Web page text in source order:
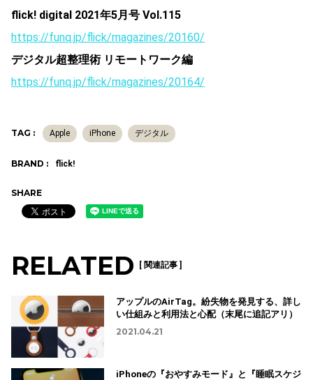
flick! digital 2021年5月号 Vol.115
https://funq.jp/flick/magazines/20160/
デジタル超整理術 リモートワーク編
https://funq.jp/flick/magazines/20164/
TAG : Apple iPhone デジタル
BRAND : flick!
SHARE
RELATED [ 関連記事 ]
アップルのAirTag。紛失物を発見する、詳し
い仕組みと利用法と心配（末尾に追記アリ）
2021.04.21
iPhoneの『おやすみモード』と『睡眠スケジ